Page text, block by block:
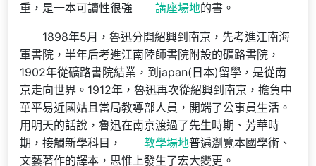
重，是一本可讀性很強
講座場地的書。
1898年5月，魯迅分開紹興到南京，先考進江南海
軍書院，半年后考進江南陸師書院附設的礦路書院，
1902年從礦路書院結業，到japan(日本)留學，是從南
京走向世界。1912年，魯迅再次從紹興到南京，擔負中
華平易近國姑且當局教導部人員，開端了公事員生活。
用明天的話說，魯迅在南京渡過了先生時期、芳華時
期，接觸新學科目，
教學場地普遍瀏覽本國學術、
文藝著作的譯本，思惟上發生了宏大變更。